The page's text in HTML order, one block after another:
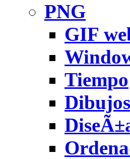
PNG
GIF
Tiempo